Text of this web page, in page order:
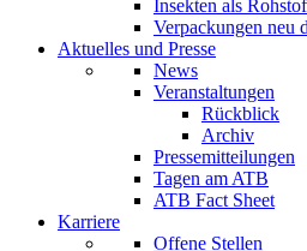
Insekten als
Verpackungen neu
Aktuelles und Presse
News
Veranstaltungen
Rückblick
Archiv
Pressemitteilungen
Tagen am ATB
ATB Fact Sheet
Karriere
Offene Stellen